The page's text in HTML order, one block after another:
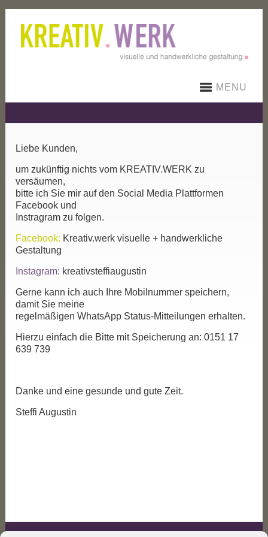
MENU
Liebe Kunden,
um zukünftig nichts vom KREATIV.WERK zu
versäumen,
bitte ich Sie mir auf den Social Media Plattformen
Facebook und
Instragram zu folgen.
Facebook: Kreativ.werk visuelle + handwerkliche
Gestaltung
Instagram: kreativsteffiaugustin
Gerne kann ich auch Ihre Mobilnummer speichern,
damit Sie meine
regelmäßigen WhatsApp Status-Mitteilungen erhalten.
Hierzu einfach die Bitte mit Speicherung an: 0151 17
639 739
Danke und eine gesunde und gute Zeit.
Steffi Augustin